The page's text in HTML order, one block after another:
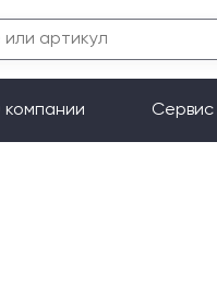
компании Сервис